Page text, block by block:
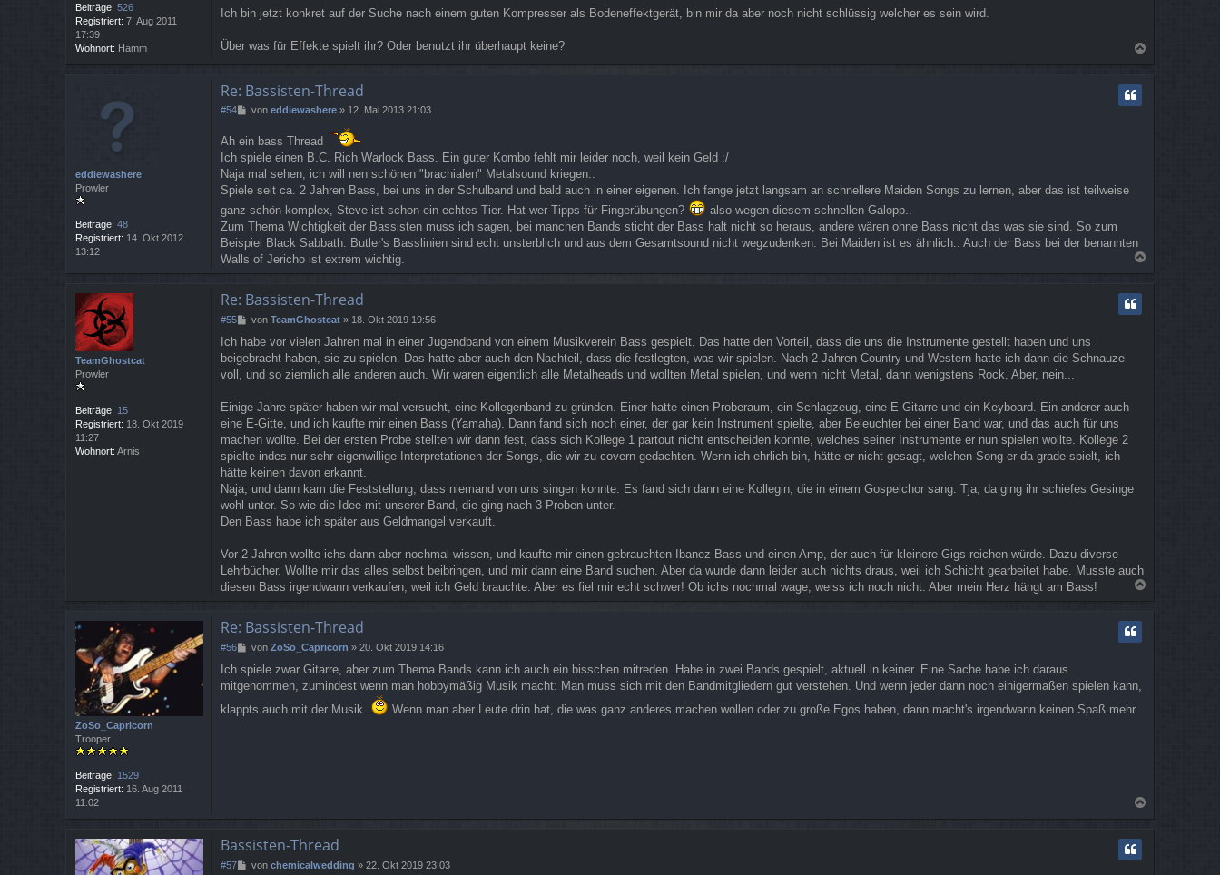
Beiträge: 526
Registriert: 7. Aug 2011
17:39
Wohnort: Hamm
Ich bin jetzt konkret auf der Suche nach einem guten Kompresser als Bodeneffektgerät, bin mir da aber noch nicht schlüssig welcher es sein wird.
Über was für Effekte spielt ihr? Oder benutzt ihr überhaupt keine?
eddiewashere
Prowler
Beiträge: 48
Registriert: 14. Okt 2012
13:12
Re: Bassisten-Thread
#54
B
i
r
a
g
von eddiewashere» 12. Mai 2013 21:03
Ah ein bass Thread
Ich spiele einen B.C. Rich Warlock Bass. Ein guter Kombo fehlt mir leider noch, weil kein Geld :/
Naja mal sehen, ich will nen schönen "brachialen" Metalsound kriegen..
Spiele seit ca. 2 Jahren Bass, bei uns in der Schulband und bald auch in einer eigenen. Ich fange jetzt langsam an schnellere Maiden Songs zu lernen, aber das ist teilweise
ganz schön komplex, Steve ist schon ein echtes Tier. Hat wer Tipps für Fingerübungen?
also wegen diesem schnellen Galopp..
Zum Thema Wichtigkeit der Bassisten muss ich sagen, bei manchen Bands sticht der Bass halt nicht so heraus, andere wären ohne Bass nicht das was sie sind. So zum
Beispiel Black Sabbath. Butler's Basslinien sind echt unsterblich und aus dem Gesamtsound nicht wegzudenken. Bei Maiden ist es ähnlich.. Auch der Bass bei der benannten
Walls of Jericho ist extrem wichtig.
a
TeamGhostcat
Prowler
Beiträge: 15
Registriert: 18. Okt 2019
11:27
Wohnort: Arnis
Re: Bassisten-Thread
#55
B
i
t
r
von TeamGhostcat» 18. Okt 2019 19:56
Ich habe vor vielen Jahren mal in einer Jugendband von einem Musikverein Bass gespielt. Das hatte den Vorteil, dass die uns die Instrumente gestellt haben und uns
beigebracht haben, sie zu spielen. Das hatte aber auch den Nachteil, dass die festlegten, was wir spielen. Nach 2 Jahren Country und Western hatte ich dann die Schnauze
voll, und so ziemlich alle anderen auch. Wir waren eigentlich alle Metalheads und wollten Metal spielen, und wenn nicht Metal, dann wenigstens Rock. Aber, nein...
Einige Jahre später haben wir mal versucht, eine Kollegenband zu gründen. Einer hatte einen Proberaum, ein Schlagzeug, eine E-Gitarre und ein Keyboard. Ein anderer auch
eine E-Gitte, und ich kaufte mir einen Bass (Yamaha). Dann fand sich noch einer, der gar kein Instrument spielte, aber Beleuchter bei einer Band war, und das auch für uns
machen wollte. Bei der ersten Probe stellten wir dann fest, dass sich Kollege 1 partout nicht entscheiden konnte, welches seiner Instrumente er nun spielen wollte. Kollege 2
spielte indes nur sehr eigenwillige Interpretationen der Songs, die wir zu covern gedachten. Wenn ich ehrlich bin, hätte er nicht gesagt, welchen Song er da grade spielt, ich
hätte keinen davon erkannt.
Naja, und dann kam die Feststellung, dass niemand von uns singen konnte. Es fand sich dann eine Kollegin, die in einem Gospelchor sang. Tja, da ging ihr schiefes Gesinge
wohl unter. So wie die Idee mit unserer Band, die ging nach 3 Proben unter.
Den Bass habe ich später aus Geldmangel verkauft.
Vor 2 Jahren wollte ichs dann aber nochmal wissen, und kaufte mir einen gebrauchten Ibanez Bass und einen Amp, der auch für kleinere Gigs reichen würde. Dazu diverse
Lehrbücher. Wollte mir das alles selbst beibringen, und mir dann eine Band suchen. Aber da wurde dann leider auch nichts draus, weil ich Schicht gearbeitet habe. Musste auch
diesen Bass irgendwann verkaufen, weil ich Geld brauchte. Aber es fiel mir echt schwer! Ob ichs nochmal wage, weiss ich noch nicht. Aber mein Herz hängt am Bass!
ZoSo_Capricorn
Trooper
Beiträge: 1529
Registriert: 16. Aug 2011
11:02
Re: Bassisten-Thread
#56
B
i
t
a
von ZoSo_Capricorn » 20. Okt 2019 14:16
Ich spiele zwar Gitarre, aber zum Thema Bands kann ich auch ein bisschen mitreden. Habe in zwei Bands gespielt, aktuell in keiner. Eine Sache habe ich daraus
mitgenommen, zumindest wenn man hobbymäßig Musik macht: Man muss sich mit den Bandmitgliedern gut verstehen. Und wenn jeder dann noch einigermaßen spielen kann,
klappts auch mit der Musik.
Wenn man aber Leute drin hat, die was ganz anderes machen wollen oder zu große Egos haben, dann macht's irgendwann keinen Spaß mehr.
a
Bassisten-Thread
#57
Bvon chemicalwedding » 22. Okt 2019 23:03